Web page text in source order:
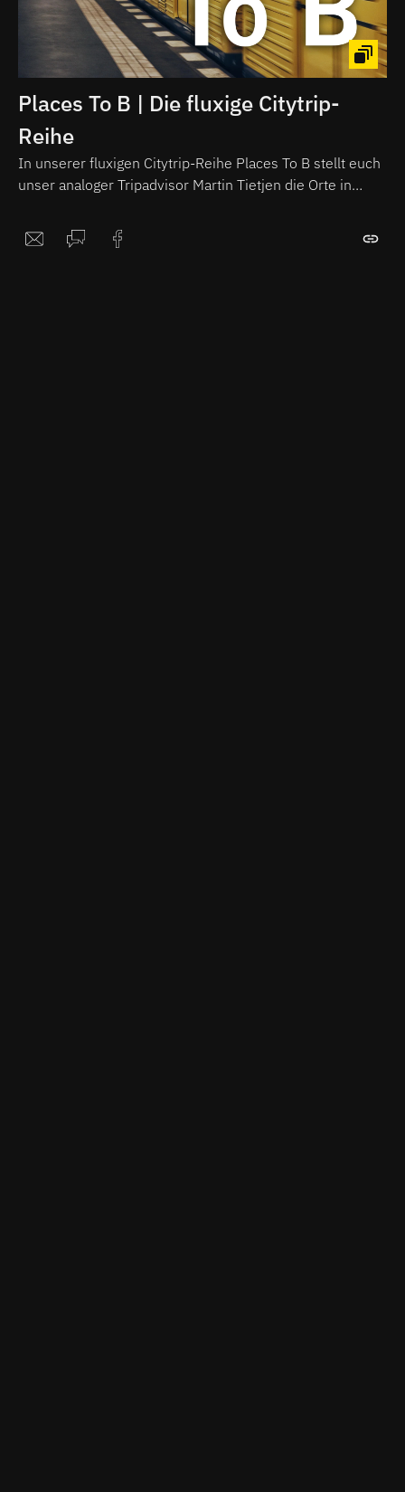
Places To B | Die fluxige Citytrip-
Reihe
In unserer fluxigen Citytrip-Reihe Places To B stellt euch
unser analoger Tripadvisor Martin Tietjen die Orte in